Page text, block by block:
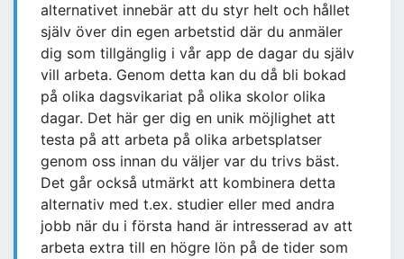
alternativet innebär att du styr helt och hållet
själv över din egen arbetstid där du anmäler
dig som tillgänglig i vår app de dagar du själv
vill arbeta. Genom detta kan du då bli bokad
på olika dagsvikariat på olika skolor olika
dagar. Det här ger dig en unik möjlighet att
testa på att arbeta på olika arbetsplatser
genom oss innan du väljer var du trivs bäst.
Det går också utmärkt att kombinera detta
alternativ med t.ex. studier eller med andra
jobb när du i första hand är intresserad av att
arbeta extra till en högre lön på de tider som